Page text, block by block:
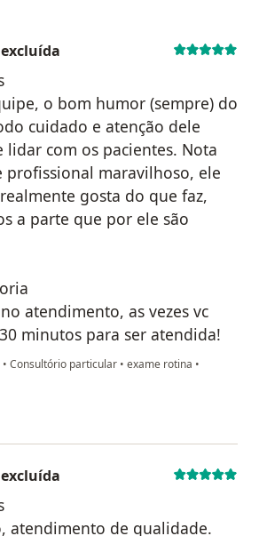
o bom humor (sempre) do
cuidado e atenção dele
lidar com os pacientes. Nota
profissional maravilhoso, ele
gosta do que faz,
a parte que por ele são
atendimento, as vezes vc
minutos para ser atendida!
• Consultório particular • exame rotina •
conta foi excluída
atendimento de qualidade.